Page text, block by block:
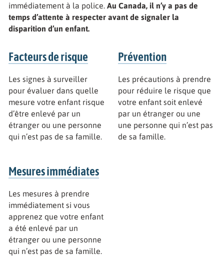
immédiatement à la police.Au Canada, il n’y a pas de
temps d’attente à respecter avant de signaler la
disparition d’un enfant.
Facteurs de risque
Les signes à surveiller
pour évaluer dans quelle
mesure votre enfant risque
d’être enlevé par un
étranger ou une personne
qui n’est pas de sa famille.
Prévention
Les précautions à prendre
pour réduire le risque que
votre enfant soit enlevé
par un étranger ou une
une personne qui n’est pas
de sa famille.
Mesures immédiates
Les mesures à prendre
immédiatement si vous
apprenez que votre enfant
a été enlevé par un
étranger ou une personne
qui n’est pas de sa famille.